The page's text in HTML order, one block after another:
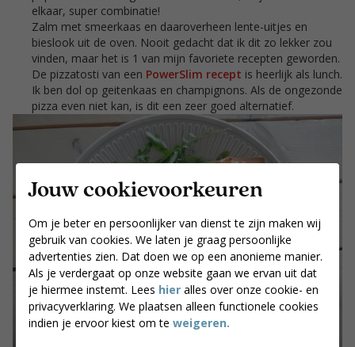
Jouw cookievoorkeuren
Om je beter en persoonlijker van dienst te zijn maken wij
gebruik van cookies. We laten je graag persoonlijke
advertenties zien. Dat doen we op een anonieme manier.
Als je verdergaat op onze website gaan we ervan uit dat
je hiermee instemt. Lees hier alles over onze cookie- en
privacyverklaring. We plaatsen alleen functionele cookies
indien je ervoor kiest om te weigeren.
elkaar, super combinatie!
Zalm met smeerkaas en daaroverheen lente-uitjes en
bieslook uit de oven. Nooit gedacht dat ik dit zo lekker zou
vinden, maar het is 1 van mijn favoriete recepten geworden.
De pizzatosti van een PowerSlim recept is heerlijk als lunch.
Ik ben dol op geitenkaas en champignons. Als de ongezonde
pizza even niet kan, is dit een zeer goed alternatief.